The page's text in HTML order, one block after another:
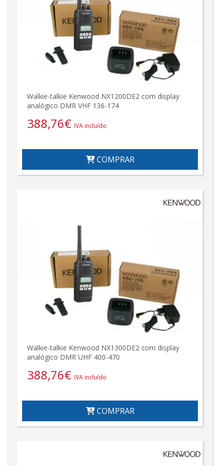
Walkie-talkie Kenwood NX1200DE2 com display
analógico DMR VHF 136-174
388,76€ IVA incluído
COMPRAR
Walkie-talkie Kenwood NX1300DE2 com display
analógico DMR UHF 400-470
388,76€ IVA incluído
COMPRAR